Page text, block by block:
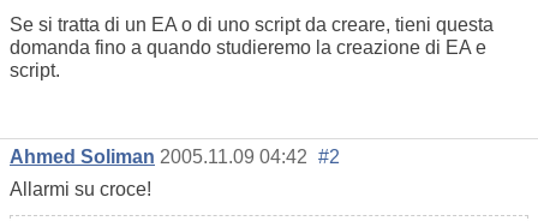
Se si tratta di un EA o di uno script da creare, tieni questa
domanda fino a quando studieremo la creazione di EA e
script.
Ahmed Soliman 2005.11.09 04:42 #2
Allarmi su croce!